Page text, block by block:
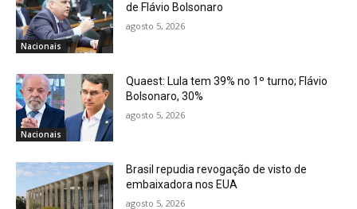
Nacionais
de Flávio Bolsonaro
agosto 5, 2026
Nacionais
Quaest: Lula tem 39% no 1º turno; Flávio
Bolsonaro, 30%
agosto 5, 2026
Brasil repudia revogação de visto de
embaixadora nos EUA
agosto 5, 2026